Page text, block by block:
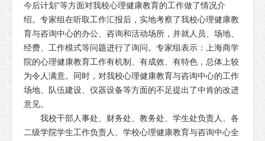
今后计划”等方面对我校心理健康教育的工作做了情况介
绍。专家组在听取工作汇报后，实地考察了我校心理健康教
育与咨询中心的办公、咨询和活动场所，并就人员、场地、
经费、工作模式等问题进行了询问。专家组表示：上海商学
院的心理健康教育工作有机制、有成效、有特色，总体上较
为令人满意。同时，对我校心理健康教育与咨询中心的工作
场地、队伍建设、仪器设备等方面的不足提出了中肯的改进
意见。
我校干部人事处、财务处、教务处、学生处负责人、各
二级学院学生工作负责人、学校心理健康教育与咨询中心全